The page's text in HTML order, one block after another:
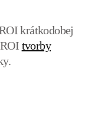
krátkodobej
tvorby